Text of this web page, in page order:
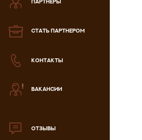
ПАРТНЕРЫ
СТАТЬ ПАРТНЕРОМ
КОНТАКТЫ
ВАКАНСИИ
ОТЗЫВЫ
паста
продукции
РФ